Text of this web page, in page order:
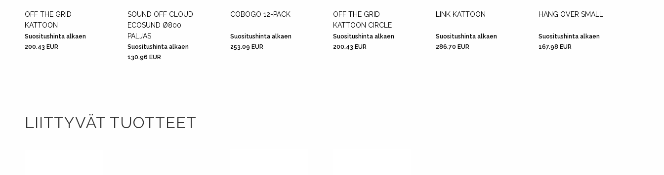
OFF THE GRID
KATTOON
Suositushinta alkaen
200.43 EUR
SOUND OFF CLOUD
ECOSUND Ø800
PALJAS
Suositushinta alkaen
130.96 EUR
COBOGO 12-PACK
Suositushinta alkaen
253.09 EUR
OFF THE GRID
KATTOON CIRCLE
Suositushinta alkaen
200.43 EUR
LINK KATTOON
Suositushinta alkaen
286.70 EUR
HANG OVER SMALL
Suositushinta alkaen
167.98 EUR
LIITTYVÄT TUOTTEET